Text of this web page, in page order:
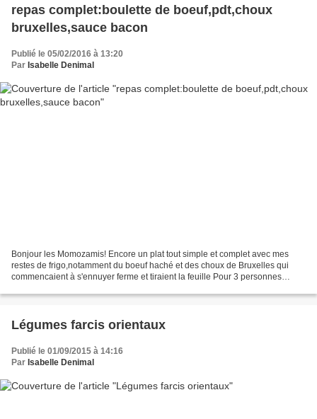
repas complet:boulette de boeuf,pdt,choux
bruxelles,sauce bacon
Publié le 05/02/2016 à 13:20
Par Isabelle Denimal
Bonjour les Momozamis! Encore un plat tout simple et complet avec mes
restes de frigo,notamment du boeuf haché et des choux de Bruxelles qui
commencaient à s'ennuyer ferme et tiraient la feuille Pour 3 personnes
Légumes farcis orientaux
Publié le 01/09/2015 à 14:16
Par Isabelle Denimal